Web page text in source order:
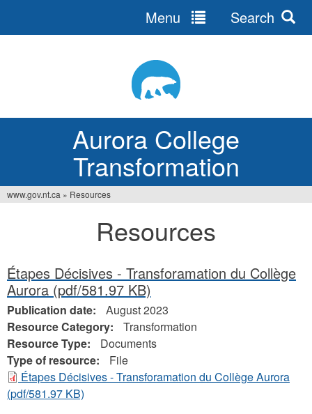
Aurora College
Transformation
Menu Search
www.gov.nt.ca » Resources
Resources
Étapes Décisives - Transforamation du Collège
Aurora (pdf/581.97 KB)
Publication date:
August 2023
Resource Category:
Transformation
Resource Type:
Documents
Type of resource:
File
Étapes Décisives - Transforamation du Collège Aurora
(pdf/581.97 KB)